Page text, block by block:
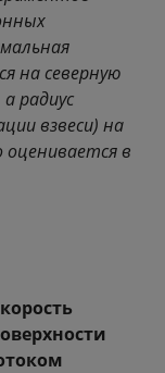
на северную
радиус
взвеси) на
в